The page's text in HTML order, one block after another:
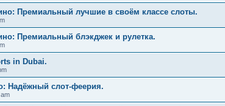
Премиальный лучшие в своём классе слоты.
Премиальный блэкджек и рулетка.
in Dubai.
Надёжный слот-феерия.